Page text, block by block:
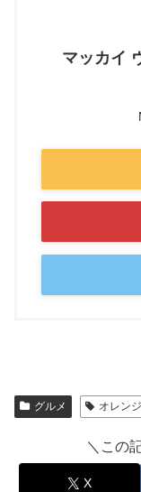
マッカイ
グルメ オレンジ
＼この
X